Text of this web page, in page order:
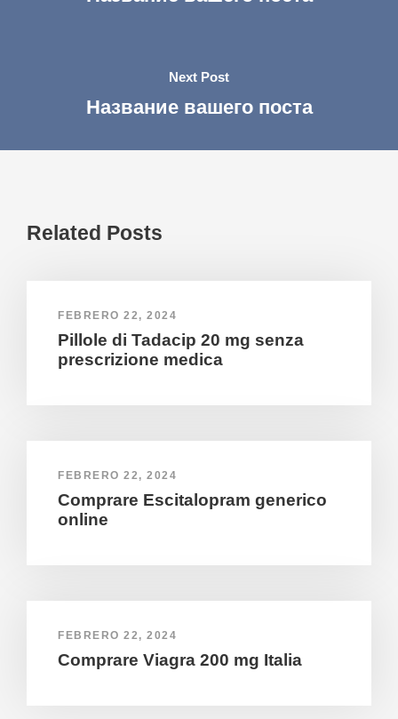
Next Post
Название вашего поста
Related Posts
FEBRERO 22, 2024
Pillole di Tadacip 20 mg senza
prescrizione medica
FEBRERO 22, 2024
Comprare Escitalopram generico
online
FEBRERO 22, 2024
Comprare Viagra 200 mg Italia